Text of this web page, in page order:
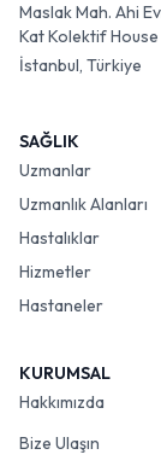
Maslak Mah. Ahi
Kat Kolektif House
İstanbul, Türkiye
SAĞLIK
Uzmanlar
Uzmanlık Alanları
Hastalıklar
Hizmetler
Hastaneler
KURUMSAL
Hakkımızda
Bize Ulaşın